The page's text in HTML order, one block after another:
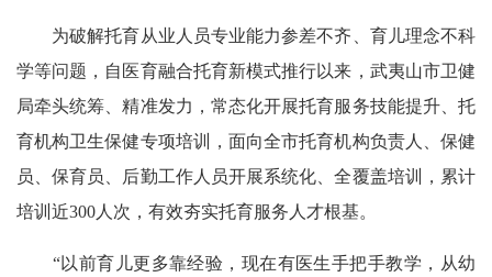
为破解托育从业人员专业能力参差不齐、育儿理念不科
学等问题，自医育融合托育新模式推行以来，武夷山市卫健
局牵头统筹、精准发力，常态化开展托育服务技能提升、托
育机构卫生保健专项培训，面向全市托育机构负责人、保健
员、保育员、后勤工作人员开展系统化、全覆盖培训，累计
培训近300人次，有效夯实托育服务人才根基。
“以前育儿更多靠经验，现在有医生手把手教学，从幼